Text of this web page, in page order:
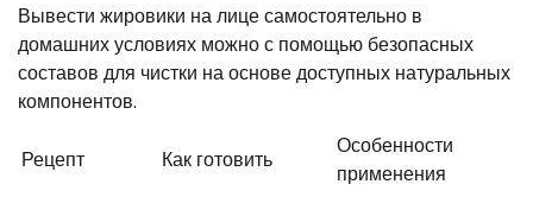
Вывести жировики на лице самостоятельно в
домашних условиях можно с помощью безопасных
составов для чистки на основе доступных натуральных
компонентов.
Рецепт Как готовить
Особенности
применения